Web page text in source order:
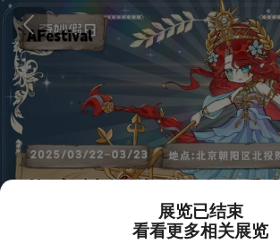
展览已结束
看看更多相关展览